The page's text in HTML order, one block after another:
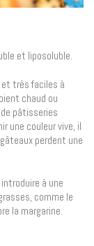
et liposoluble.
et très faciles à
chaud ou
pâtisseries
une couleur vive, il
perdent une
à une
comme le
la margarine.